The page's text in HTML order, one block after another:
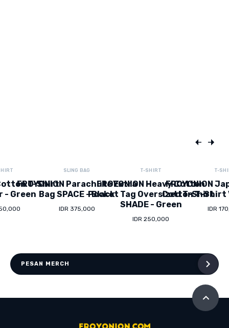
T-Shirt
- Green
SLING BAG
FROYONION Parachute Extra
Bag SPACE - Black
IDR 375,000
T-SHIRT
FROYONION Heavy Cotton
Pocket Tag Oversized T-Shirt
SHADE - Green
IDR 250,000
T-
FROYONION
Cotton T-Shirt
IDR
PESAN MERCH